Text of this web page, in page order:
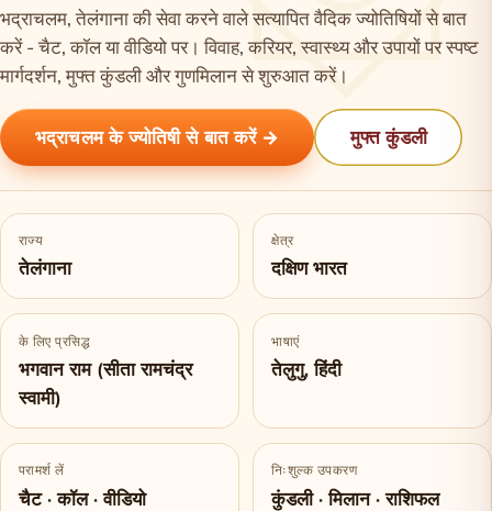
भद्राचलम, तेलंगाना की सेवा करने वाले सत्यापित वैदिक ज्योतिषियों से बात
करें - चैट, कॉल या वीडियो पर। विवाह, करियर, स्वास्थ्य और उपायों पर स्पष्ट
मार्गदर्शन, मुफ्त कुंडली और गुणमिलान से शुरुआत करें।
भद्राचलम के ज्योतिषी से बात करें → मुफ्त कुंडली
राज्य
तेलंगाना
क्षेत्र
दक्षिण भारत
के लिए प्रसिद्ध
भगवान राम (सीता रामचंद्र
स्वामी)
भाषाएं
तेलुगु, हिंदी
परामर्श लें
चैट · कॉल · वीडियो
निःशुल्क उपकरण
कुंडली · मिलान · राशिफल